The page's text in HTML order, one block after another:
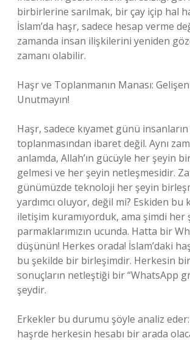
birbirlerine sarılmak, bir çay içip hal
İslam’da haşr, sadece hesap verme
zamanda insan ilişkilerini yeniden
zamanı olabilir.
Haşr ve Toplanmanın Manası:
Unutmayın!
Haşr, sadece kıyamet günü insanların
toplanmasından ibaret değil. Aynı
anlamda, Allah’ın gücüyle her şeyin
gelmesi ve her şeyin netleşmesidir.
günümüzde teknoloji her şeyin
yardımcı oluyor, değil mi? Eskiden bu
iletişim kuramıyorduk, ama şimdi her
parmaklarımızın ucunda. Hatta bir
düşünün! Herkes orada! İslam’daki
bu şekilde bir birleşimdir. Herkesin
sonuçların netleştiği bir “WhatsApp
şeydir.
Erkekler bu durumu şöyle analiz eder:
haşrde herkesin hesabı bir arada